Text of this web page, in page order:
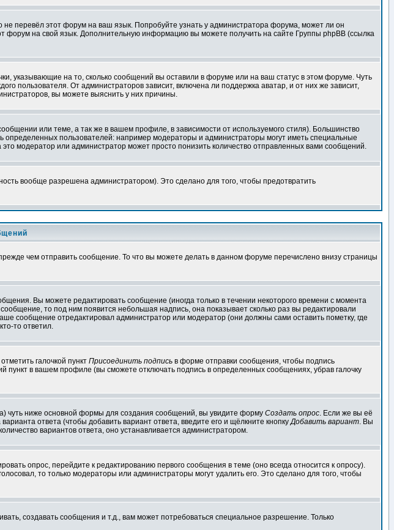
перевёл этот форум на ваш язык. Попробуйте узнать у администратора форума, может ли он
форум на свой язык. Дополнительную информацию вы можете получить на сайте Группы phpBB (ссылка
указывающие на то, сколько сообщений вы оставили в форуме или на ваш статус в этом форуме. Чуть
пользователя. От администраторов зависит, включена ли поддержка аватар, и от них же зависит,
вы можете выяснить у них причины.
или теме, а так же в вашем профиле, в зависимости от используемого стиля). Большинство
пользователей: например модераторы и администраторы могут иметь специальные
модератор или администратор может просто понизить количество отправленных вами сообщений.
вообще разрешена администратором). Это сделано для того, чтобы предотвратить
чем отправить сообщение. То что вы можете делать в данном форуме перечислено внизу страницы
Вы можете редактировать сообщение (иногда только в течении некоторого времени с момента
то под ним появится небольшая надпись, она показывает сколько раз вы редактировали
сообщение отредактировал администратор или модератор (они должны сами оставить пометку, где
то ответил.
галочкой пункт Присоединить подпись в форме отправки сообщения, чтобы подпись
в вашем профиле (вы сможете отключать подпись в определенных сообщениях, убрав галочку
чуть ниже основной формы для создания сообщений, вы увидите форму Создать опрос. Если же вы её
ответа (чтобы добавить вариант ответа, введите его и щёлкните кнопкуДобавить вариант. Вы
вариантов ответа, оно устанавливается администратором.
опрос, перейдите к редактированию первого сообщения в теме (оно всегда относится к опросу).
то только модераторы или администраторы могут удалить его. Это сделано для того, чтобы
создавать сообщения и т.д., вам может потребоваться специальное разрешение. Только